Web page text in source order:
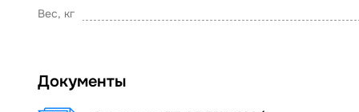
Вес, кг
Документы